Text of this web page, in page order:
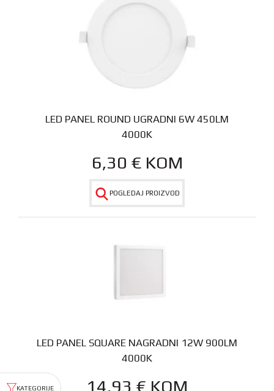
LED PANEL ROUND UGRADNI 6W 450LM
4000K
6,30 € KOM
POGLEDAJ PROIZVOD
LED PANEL SQUARE NAGRADNI 12W 900LM
4000K
14,93 € KOM